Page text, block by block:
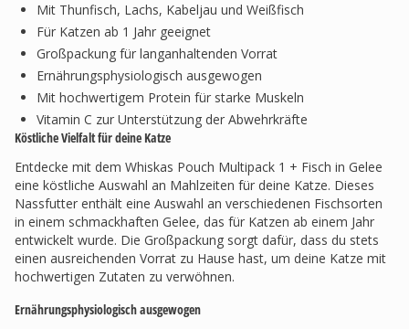
Mit Thunfisch, Lachs, Kabeljau und Weißfisch
Für Katzen ab 1 Jahr geeignet
Großpackung für langanhaltenden Vorrat
Ernährungsphysiologisch ausgewogen
Mit hochwertigem Protein für starke Muskeln
Vitamin C zur Unterstützung der Abwehrkräfte
Köstliche Vielfalt für deine Katze
Entdecke mit dem Whiskas Pouch Multipack 1 + Fisch in Gelee
eine köstliche Auswahl an Mahlzeiten für deine Katze. Dieses
Nassfutter enthält eine Auswahl an verschiedenen Fischsorten
in einem schmackhaften Gelee, das für Katzen ab einem Jahr
entwickelt wurde. Die Großpackung sorgt dafür, dass du stets
einen ausreichenden Vorrat zu Hause hast, um deine Katze mit
hochwertigen Zutaten zu verwöhnen.
Ernährungsphysiologisch ausgewogen